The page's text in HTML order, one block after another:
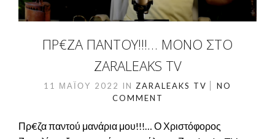
ΠΡ€ΖΑ ΠΑΝΤΟΎ!!!… ΜΌΝΟ ΣΤΟ
ZARALEAKS TV
11 ΜΑΪ́ΟΥ 2022 IN ZARALEAKS TV
NO
COMMENT
Πρ€ζα παντού μανάρια μου!!!… Ο Χριστόφορος